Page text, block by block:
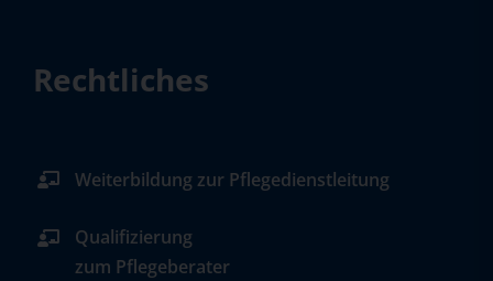
Rechtliches
Weiterbildung zur Pflegedienstleitung
Qualifizierung
zum Pflegeberater